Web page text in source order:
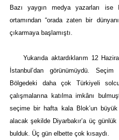
Bazı yaygın medya yazarları ise
ortamından “orada zaten bir
çıkarmaya başlamıştı.
Yukarıda aktardıklarım 12
İstanbul’dan görünümüydü.
Bölgedeki daha çok Türkiyeli
çalışmalarına katılma imkânı
seçime bir hafta kala Blok’un
alacak şekilde Diyarbakır’a üç
bulduk. Üç gün elbette çok kısaydı.